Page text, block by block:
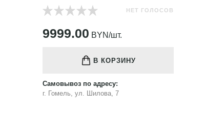
НЕТ ГОЛОСОВ
9999.00 BYN/шт.
В КОРЗИНУ
Самовывоз по адресу:
г. Гомель, ул. Шилова, 7